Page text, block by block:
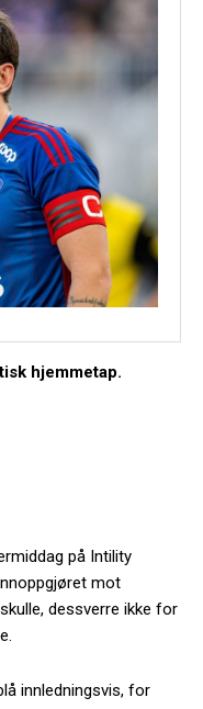
hjemmetap.
på Intility
mot
dessverre ikke for
innledningsvis, for